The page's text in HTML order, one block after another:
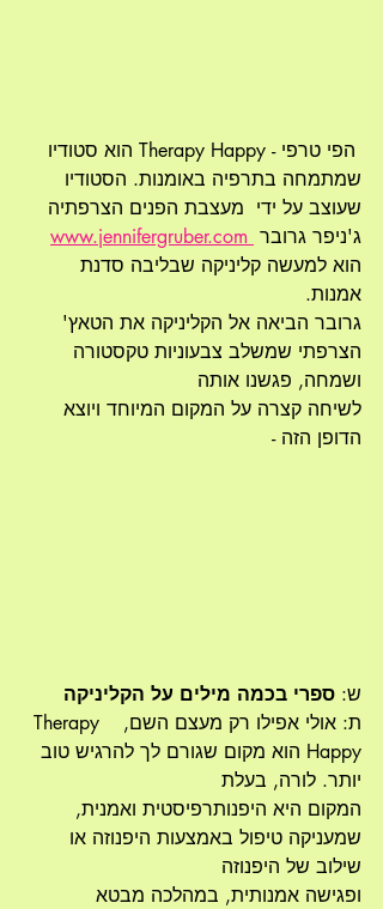
הפי טרפי - Therapy Happy הוא סטודיו
שמתמחה בתרפיה באומנות. הסטודיו
שעוצב על ידי  מעצבת הפנים הצרפתיה
ג'ניפר גרובר
הוא למעשה קליניקה שבליבה סדנת
אמנות.
גרובר הביאה אל הקליניקה את הטאץ'
הצרפתי שמשלב צבעוניות טקסטורה
ושמחה, פגשנו אותה
לשיחה קצרה על המקום המיוחד ויוצא
הדופן הזה -
ש: ספרי בכמה מילים על הקליניקה
ת: אולי אפילו רק מעצם השם,   Therapy
Happy הוא מקום שגורם לך להרגיש טוב
יותר. לורה, בעלת
המקום היא היפנותרפיסטית ואמנית,
שמעניקה טיפול באמצעות היפנוזה או
שילוב של היפנוזה
ופגישה אמנותית, במהלכה מבטא